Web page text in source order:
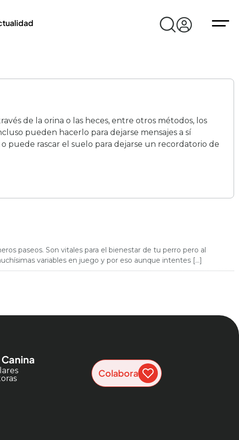
de la orina o las heces, entre otros métodos, los
pueden hacerlo para dejarse mensajes a sí
puede rascar el suelo para dejarse un recordatorio de
paseos. Son vitales para el bienestar de tu perro pero al
variables en juego y por eso aunque intentes […]
Colabora